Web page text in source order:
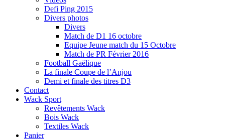
Defi Ping 2015
Divers photos
Divers
Match de D1 16 octobre
Equipe Jeune match du 15 Octobre
Match de PR Février 2016
Football Gaëlique
La finale Coupe de l’Anjou
Demi et finale des titres D3
Contact
Wack Sport
Revêtements Wack
Bois Wack
Textiles Wack
Panier